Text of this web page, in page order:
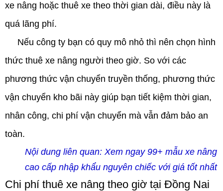
xe nâng hoặc thuê xe theo thời gian dài, điều này là
quá lãng phí.
Nếu công ty bạn có quy mô nhỏ thì nên chọn hình
thức thuê xe nâng người theo giờ. So với các
phương thức vận chuyển truyền thống, phương thức
vận chuyển kho bãi này giúp bạn tiết kiệm thời gian,
nhân công, chi phí vận chuyển mà vẫn đảm bảo an
toàn.
Nội dung liên quan: Xem ngay 99+ mẫu xe nâng
cao cấp nhập khẩu nguyên chiếc với giá tốt nhất
Chi phí thuê xe nâng theo giờ tại Đồng Nai